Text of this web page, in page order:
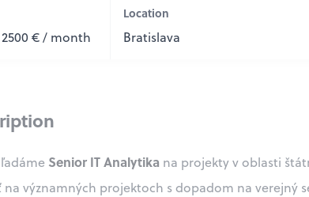
€ / month
Location
Bratislava
Senior IT Analytika na projekty v oblasti
významných projektoch s dopadom na verejný